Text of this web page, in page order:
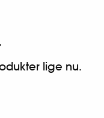
lige nu.